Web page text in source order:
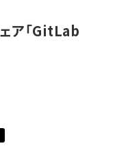
いた勝利の絆～ (2308)
ア「GitLab